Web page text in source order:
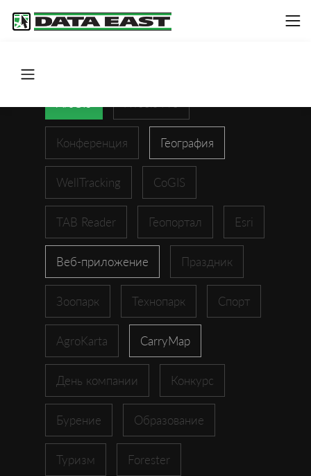
Конференция География
WellTracking CoGIS
TAB Reader Геопортал Esri
Веб-приложение Праздник
Зоопарк Технопарк Спорт
AgroKarta CarryMap
День компании Конкурс
Бурение Образование
Туризм Forester